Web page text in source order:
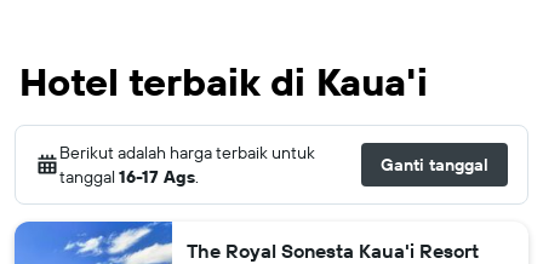
Hotel terbaik di Kaua'i
Berikut adalah harga terbaik untuk
tanggal 16-17 Ags
Ganti tanggal
The Royal Sonesta Kaua'i Resort